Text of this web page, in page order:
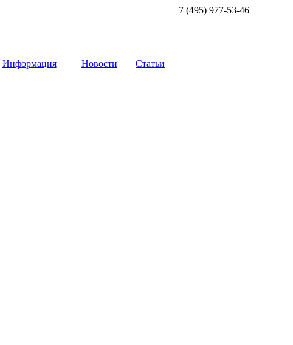
+7 (495) 977-53-46
Информация Новости Статьи